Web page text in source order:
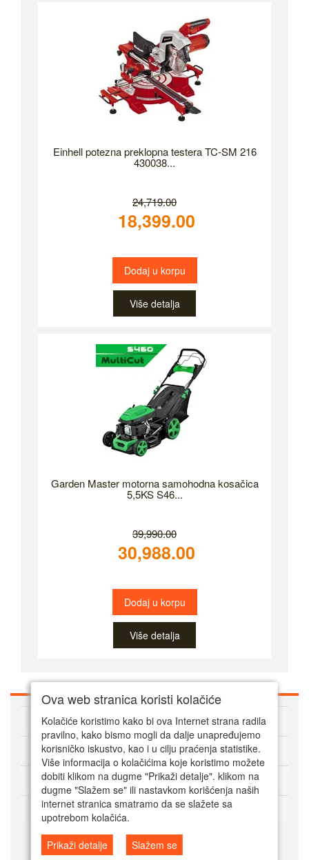
Einhell potezna preklopna testera TC-SM 216
430038...
24,719.00
18,399.00
Dodaj u korpu
Više detalja
Garden Master motorna samohodna kosačica
5,5KS S46...
39,990.00
30,988.00
Dodaj u korpu
Više detalja
O Super alatima
Kako kupovati online
Korisnički servis
Način plaćanja
© Super alati 2024. Powered by Mala SRB Prodavnica doo, ESIR 618/1.0.1
Ova web stranica koristi kolačiće
Kolačiće koristimo kako bi ova Internet strana radila
pravilno, kako bismo mogli da dalje unapređujemo
korisničko iskustvo, kao i u cilju praćenja statistike.
Više informacija o kolačićima koje koristimo možete
dobiti klikom na dugme "Prikaži detalje". klikom na
dugme "Slažem se" ili nastavkom korišćenja naših
internet stranica smatramo da se slažete sa
upotrebom kolačića.
Prikaži detalje
Slažem se